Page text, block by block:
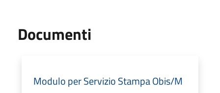
Documenti
Modulo per Servizio Stampa Obis/M